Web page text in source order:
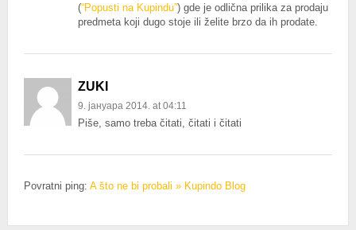
(“Popusti na Kupindu”) gde je odlična prilika za prodaju
predmeta koji dugo stoje ili želite brzo da ih prodate.
ZUKI
9. јануара 2014. at 04:11
Piše, samo treba čitati, čitati i čitati
Povratni ping: A što ne bi probali » Kupindo Blog